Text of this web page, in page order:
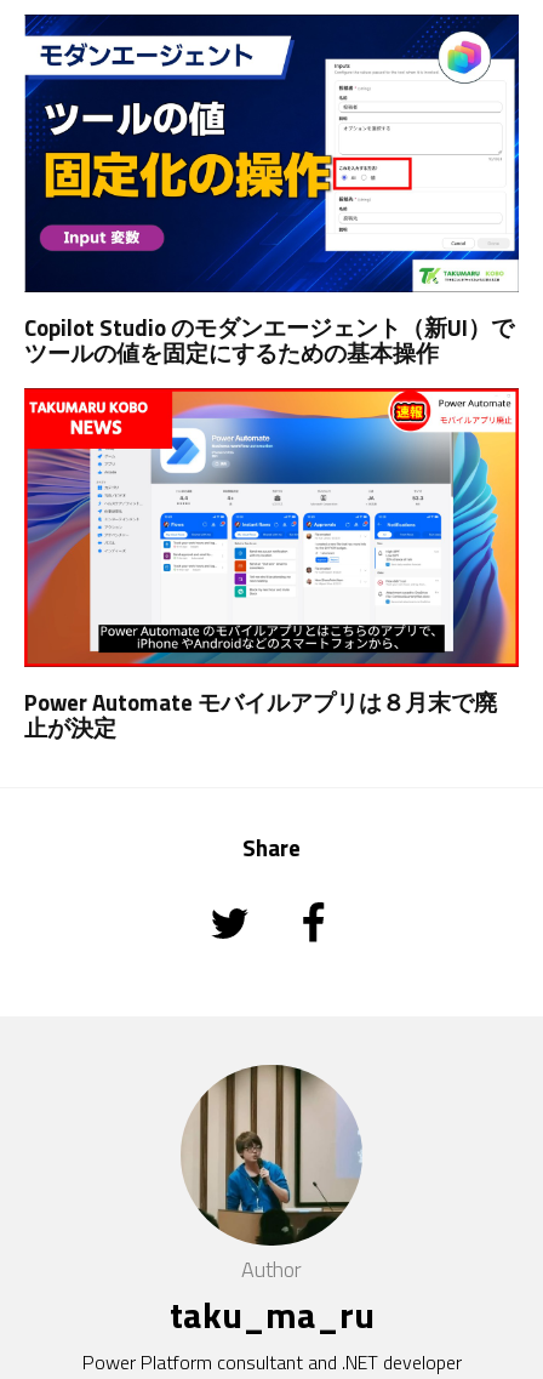
Copilot Studio のモダンエージェント（新UI）で
ツールの値を固定にするための基本操作
Power Automate モバイルアプリは８月末で廃
止が決定
Share
Author
taku_ma_ru
Power Platform consultant and .NET developer